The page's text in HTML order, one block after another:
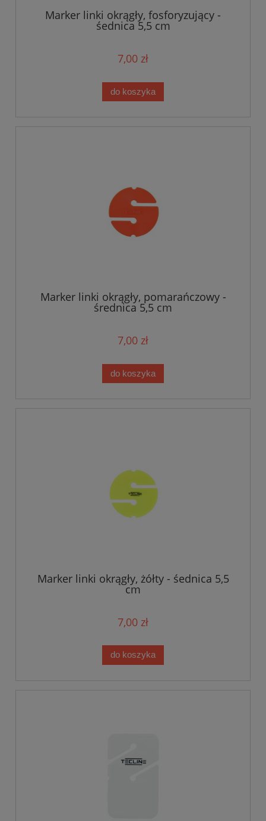
Marker linki okrągły, fosforyzujący -
śednica 5,5 cm
7,00 zł
do koszyka
Marker linki okrągły, pomarańczowy -
średnica 5,5 cm
7,00 zł
do koszyka
Marker linki okrągły, żółty - śednica 5,5
cm
7,00 zł
do koszyka